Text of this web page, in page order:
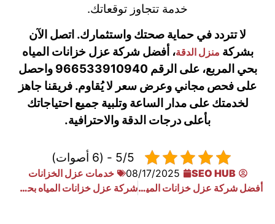
خدمة تتجاوز توقعاتك.
لا تتردد في حماية صحتك واستثمارك. اتصل الآن
بشركة منزل الدقة، أفضل شركة عزل خزانات المياه
بحي المربع، على الرقم 966533910940 واحصل
على فحص مجاني وعرض سعر لا يُقاوم. فريقنا جاهز
لخدمتك على مدار الساعة وتلبية جميع احتياجاتك
بأعلى درجات الدقة والاحترافية.
5/5 - (6 أصوات)
SEO HUB
08/17/2025
خدمات عزل الخزانات
أفضل شركة عزل خزانات المياه بحي العارض
شركة عزل خزانات المياه بحي الرفيعه